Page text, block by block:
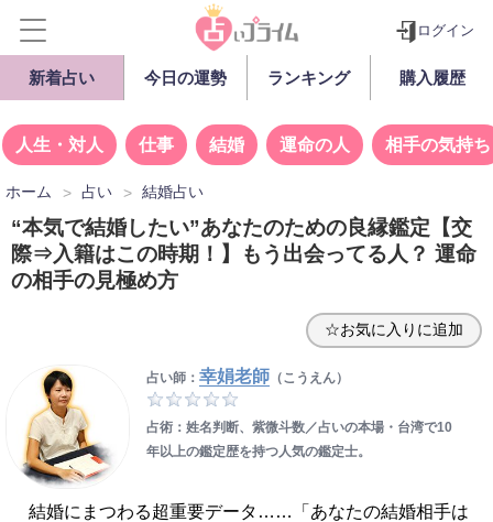
ログイン
新着占い 今日の運勢 ランキング 購入履歴
人生・対人 仕事 結婚 運命の人 相手の気持ち
ホーム 占い 結婚占い
“本気で結婚したい”あなたのための良縁鑑定【交
際⇒入籍はこの時期！】もう出会ってる人？ 運命
の相手の見極め方
☆お気に入りに追加
占い師： 幸娟老師（こうえん）
占術：姓名判断、紫微斗数／占いの本場・台湾で10
年以上の鑑定歴を持つ人気の鑑定士。
結婚にまつわる超重要データ……「あなたの結婚相手は